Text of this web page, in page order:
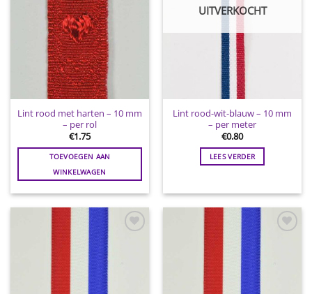
Lint rood met harten – 10 mm
– per rol
€1.75
TOEVOEGEN AAN
WINKELWAGEN
UITVERKOCHT
Lint rood-wit-blauw – 10 mm
– per meter
€0.80
LEES VERDER
Toevoegen
wenslijst
Toevoegen
wenslijst